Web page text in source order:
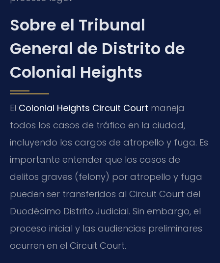
Sobre el Tribunal
General de Distrito de
Colonial Heights
El Colonial Heights Circuit Court maneja
todos los casos de tráfico en la ciudad,
incluyendo los cargos de atropello y fuga. Es
importante entender que los casos de
delitos graves (felony) por atropello y fuga
pueden ser transferidos al Circuit Court del
Duodécimo Distrito Judicial. Sin embargo, el
proceso inicial y las audiencias preliminares
ocurren en el Circuit Court.